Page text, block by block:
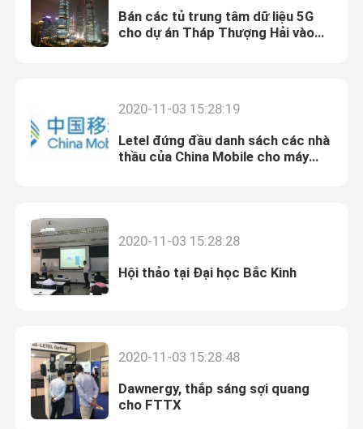
Bán các tủ trung tâm dữ liệu 5G
cho dự án Tháp Thượng Hải vào
2020-11-03 15:28:19
Letel đứng đầu danh sách các nhà
thầu của China Mobile cho máy
2020-11-03 15:28:28
Hội thảo tại Đại học Bắc Kinh
2020-11-03 15:28:48
Dawnergy, thắp sáng sợi quang
cho FTTX